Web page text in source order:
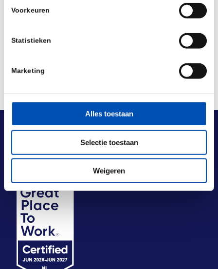
Voorkeuren
Statistieken
Marketing
Alles toestaan
Selectie toestaan
Weigeren